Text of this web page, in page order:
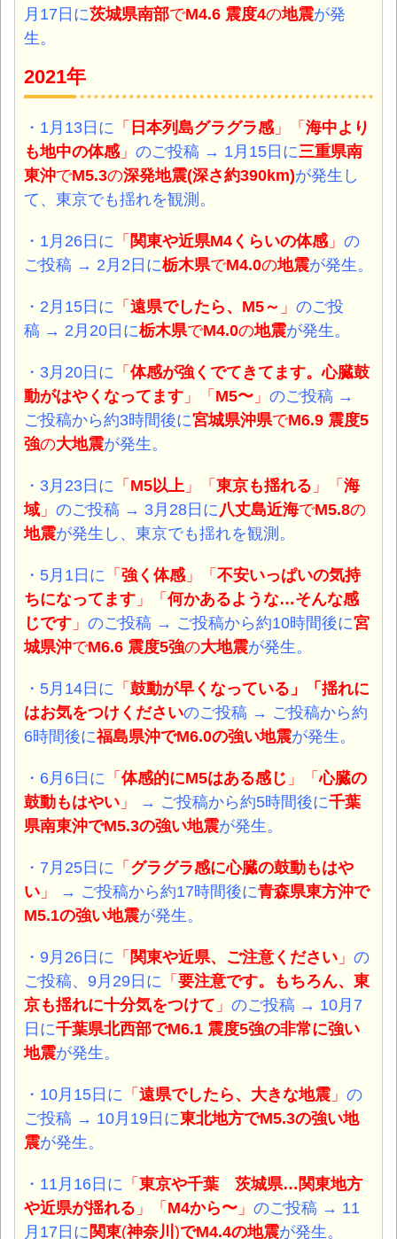
月17日に茨城県南部でM4.6 震度4の地震が発
生。
2021年
・1月13日 に 「 日本列島グラグラ感 」「 海中より
も地中の体感 」 のご投稿 → 1月15日 に三重県南
東沖でM5.3の深発地震(深さ約390km)が発生し
て、東京でも揺れを観測。
・1月26日 に 「 関東や近県M4 くらいの体感 」 の
ご投稿 → 2月2日に栃木県でM4.0の地震が発生。
・2月15日 に 「 遠県でしたら、M5～ 」 のご投
稿 → 2月20日に栃木県でM4.0の地震が発生。
・3月20日 に 「 体感が強くでてきてます。心臓鼓
動がはやくなってます 」「 M5〜 」 のご投稿 →
ご投稿から約3時間後に宮城県沖県でM6.9 震度5
強の大地震が発生。
・3月23日 に 「 M5以上 」「 東京も揺れる 」「 海
域 」 のご投稿 → 3月28日 に 八丈島近海でM5.8の
地震が発生し、東京でも揺れを観測。
・5月1日 に 「 強く体感 」「 不安いっぱいの気持
ちになってます 」「 何かあるような…そんな感
じです 」 のご投稿 → ご投稿から約10時間後に宮
城県沖でM6.6 震度5強の大地震が発生。
・5月14日 に 「 鼓動が早くなっている 」「 揺れに
はお気をつけくださいのご投稿 → ご投稿から約
6時間後に福島県沖でM6.0の強い地震が発生。
・6月6日 に 「 体感的にM5はある感じ 」「心臓の
鼓動もはやい 」 → ご投稿から約5時間後に千葉
県南東沖でM5.3の強い地震が発生。
・7月25日 に 「 グラグラ感に心臓の鼓動もはや
い 」 → ご投稿から約17時間後に青森県東方沖で
M5.1の強い地震が発生。
・9月26日 に 「 関東や近県、ご注意ください 」 の
ご投稿、9月29日に 「 要注意です。もちろん、東
京も揺れに十分気をつけて 」 のご投稿 → 10月7
日に千葉県北西部でM6.1 震度5強の非常に強い
地震が発生。
・10月15日 に 「 遠県でしたら、大きな地震 」 の
ご投稿 → 10月19日に東北地方でM5.3の強い地
震が発生。
・11月16日 に 「 東京や千葉 茨城県…関東地方
や近県が揺れる 」「 M4から〜 」 のご投稿 → 11
月17日に 関東(神奈川 )でM4.4の地震が発生。